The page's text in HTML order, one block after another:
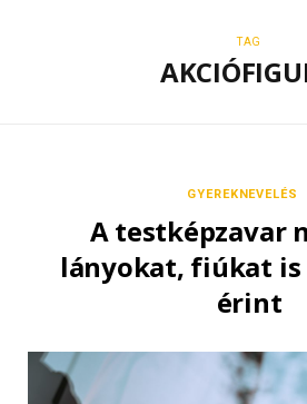
TAG
GYEREKNEVELÉS
A testképzavar
lányokat, fiúkat is
érint